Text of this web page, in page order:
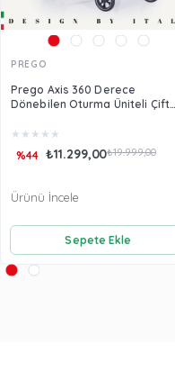
PREGO
Prego Axis 360 Derece
Dönebilen Oturma Üniteli Çift
★ ★ ★ ★ ★
₺11.299,00₺19.999,00
%44
Sepete Ekle
Ürünü İncele